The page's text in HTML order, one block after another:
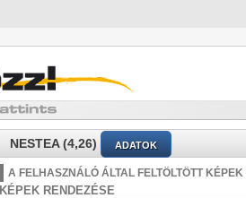
NESTEA (4,26) ADATOK
A FELHASZNÁLÓ ÁLTAL FELTÖLTÖTT KÉPEK
KÉPEK RENDEZÉSE